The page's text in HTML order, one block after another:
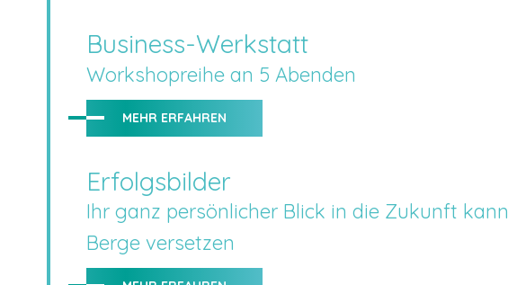
Business-Werkstatt
Workshopreihe an 5 Abenden
MEHR ERFAHREN
Erfolgsbilder
Ihr ganz persönlicher Blick in die Zukunft kann
Berge versetzen